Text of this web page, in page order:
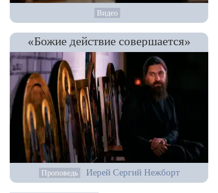
Видео
«Божие действие совершается»
Проповедь Иерей Сергий Нежборт